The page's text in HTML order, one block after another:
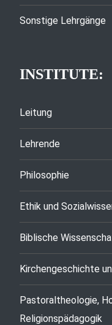
Sonstige Lehrgänge
INSTITUTE:
Leitung
Lehrende
Philosophie
Ethik und
Biblische
Kirchengeschichte
Pastoraltheologie,
Religionspädagogik